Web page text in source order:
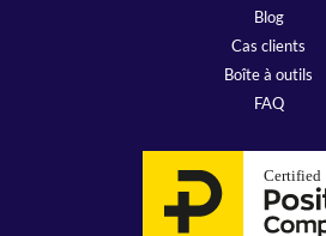
Blog
Cas clients
Boîte à outils
FAQ